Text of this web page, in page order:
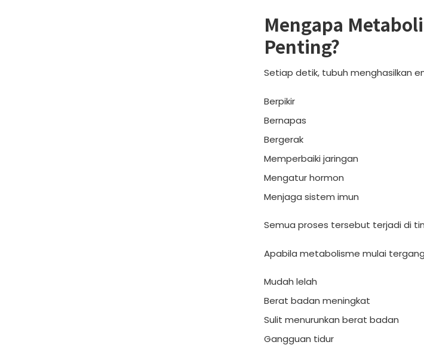
Mengapa
Penting?
Setiap detik, tubuh menghasilkan
Berpikir
Bernapas
Bergerak
Memperbaiki jaringan
Mengatur hormon
Menjaga sistem imun
Semua proses tersebut terjadi di
Apabila metabolisme mulai
Mudah lelah
Berat badan meningkat
Sulit menurunkan berat badan
Gangguan tidur